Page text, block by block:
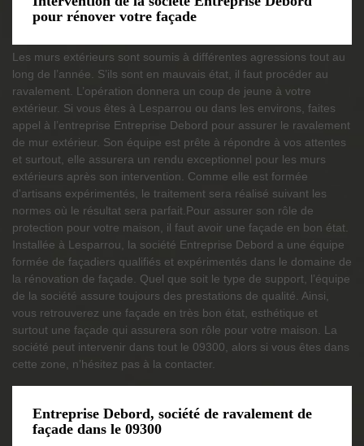
pour rénover votre façade
Les murs extérieurs sont soumis à différentes agressions tout au
long de l’année. S’ils sont en mauvais état, il faut procéder au
ravalement. L’opération donnera un coup de jeune à votre
extérieur. Si vous êtes à Lesparrou ou dans les environs, faites
appel à l’entreprise Entreprise Debord pour assurer le ravalement
de mur extérieur. Son équipe est prête à répondre à vos attentes
et surtout, elle assurera un rendu exceptionnel pour les murs
extérieurs après son intervention. Comme elle est formée
d'artisans expérimentés, le traitement sera réalisé suivant les
normes où le résultat sera parfait.Pour assurer son rôle de
protection pour votre maison, il faut avoir une façade en bon état.
Installée à Lesparrou, la société Entreprise Debord a une équipe
formée de façadiers qualifiés et expérimentés dans le domaine de
la rénovation de façade. Quel que soit le type de support, l’équipe
de la société assure toujours des prestations de qualité. Ainsi,
vous retrouverez une façade en très bon état, esthétique et
surtout une façade qui assurera son rôle pour votre maison. La
société peut intervenir dans tout le 09300, alors si vous êtes dans
cette zone, n’hésitez pas à la contacter.
Entreprise Debord, société de ravalement de
façade dans le 09300